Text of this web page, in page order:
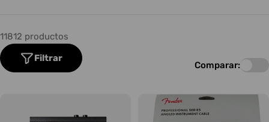
11812 productos
Filtrar
Comparar: